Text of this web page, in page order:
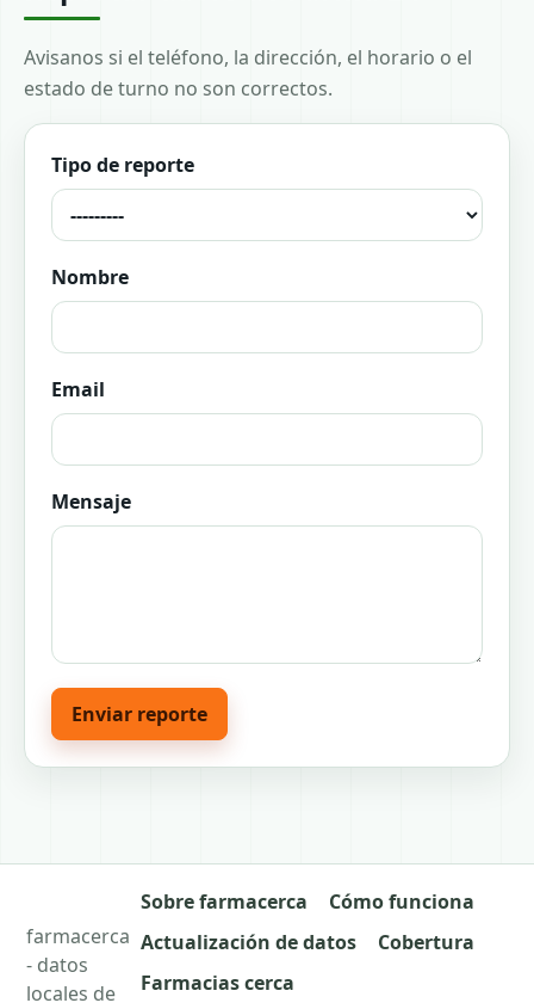
Avisanos si el teléfono, la dirección, el horario o el
estado de turno no son correctos.
Tipo de reporte
Nombre
Email
Mensaje
Enviar reporte
farmacerca
- datos
locales de
Sobre farmacerca
Cómo funciona
Actualización de datos
Cobertura
Farmacias cerca